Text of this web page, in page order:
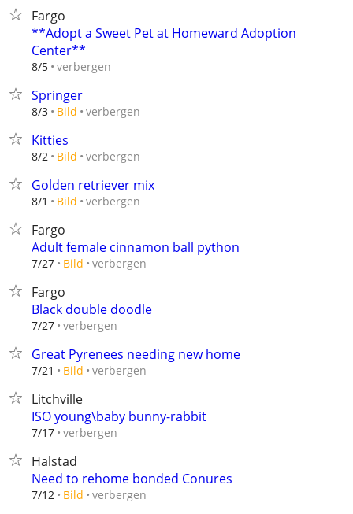
Fargo
**Adopt a Sweet Pet at Homeward Adoption
Center**
8/5 verbergen
Springer
8/3 Bild verbergen
Kitties
8/2 Bild verbergen
Golden retriever mix
8/1 Bild verbergen
Fargo
Adult female cinnamon ball python
7/27 Bild verbergen
Fargo
Black double doodle
7/27 verbergen
Great Pyrenees needing new home
7/21 Bild verbergen
Litchville
ISO young\baby bunny-rabbit
7/17 verbergen
Halstad
Need to rehome bonded Conures
7/12 Bild verbergen